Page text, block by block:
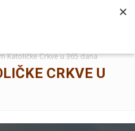
Katoličke Crkve u 365 dana
CRKVE U